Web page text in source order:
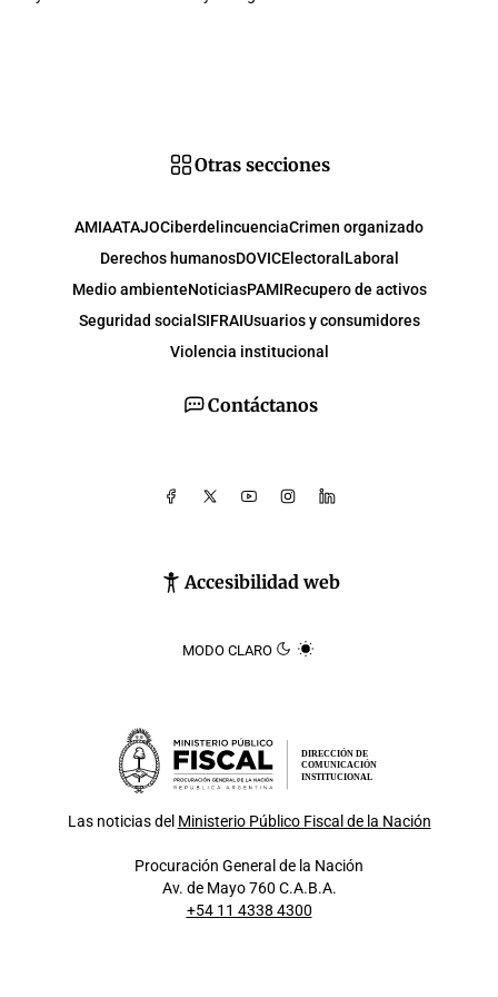
Contáctanos
Accesibilidad web
MODO CLARO
Otras secciones
AMIAATAJOCiberdelincuenciaCrimen organizado
Derechos humanosDOVICElectoral Laboral
Medio ambienteNoticiasPAMIRecupero de activos
Seguridad social SIFRAIUsuarios y consumidores
Violencia institucional
DIRECCIÓN DE
COMUNICACIÓN
INSTITUCIONAL
Las noticias del Ministerio Público Fiscal de la Nación
Procuración General de la Nación
Av. de Mayo 760 C.A.B.A.
+54 11 4338 4300